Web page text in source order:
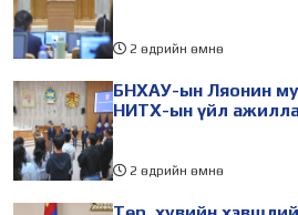
2 өдрийн өмнө
БНХАУ-ын Ляонин
НИТХ-ын үйл
2 өдрийн өмнө